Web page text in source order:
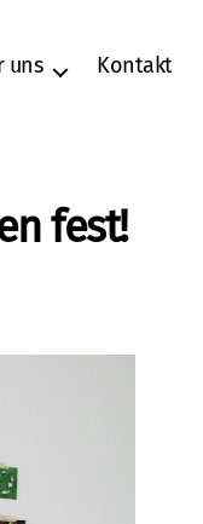
uns Kontakt
fest!